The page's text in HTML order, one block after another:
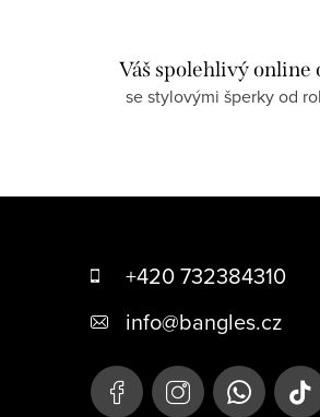
Váš spolehlivý online
se stylovými šperky od
+420 732384310
info@bangles.cz